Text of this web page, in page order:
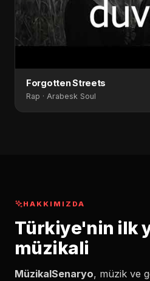
Forgotten Streets
Rap · Arabesk Soul
HAKKIMIZDA
Türkiye'nin ilk
müzikali
MüzikalSenaryo, müzik ve